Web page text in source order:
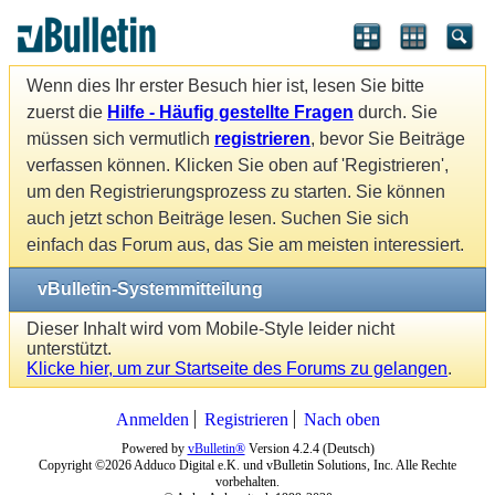
Wenn dies Ihr erster Besuch hier ist, lesen Sie bitte
zuerst die Hilfe - Häufig gestellte Fragen durch. Sie
müssen sich vermutlich registrieren, bevor Sie Beiträge
verfassen können. Klicken Sie oben auf 'Registrieren',
um den Registrierungsprozess zu starten. Sie können
auch jetzt schon Beiträge lesen. Suchen Sie sich
einfach das Forum aus, das Sie am meisten interessiert.
vBulletin-Systemmitteilung
Dieser Inhalt wird vom Mobile-Style leider nicht
unterstützt.
Klicke hier, um zur Startseite des Forums zu gelangen.
Anmelden Registrieren Nach oben
Powered by vBulletin®Version 4.2.4 (Deutsch)
Copyright ©2026 Adduco Digital e.K. und vBulletin Solutions, Inc. Alle Rechte
vorbehalten.